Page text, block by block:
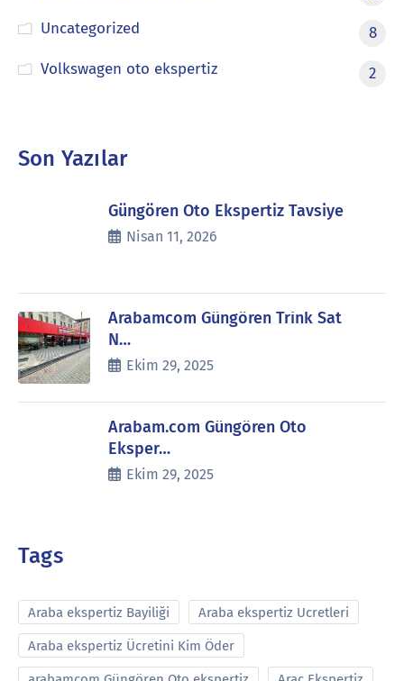
Uncategorized
8
Volkswagen oto ekspertiz
2
Son Yazılar
Güngören Oto Ekspertiz Tavsiye
Nisan 11, 2026
Arabamcom Güngören Trink Sat
N…
Ekim 29, 2025
Arabam.com Güngören Oto
Eksper…
Ekim 29, 2025
Tags
Araba ekspertiz Bayiliği Araba ekspertiz Ucretleri
Araba ekspertiz Ücretini Kim Öder